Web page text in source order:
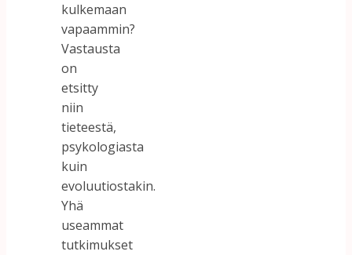
kulkemaan
vapaammin?
Vastausta
on
etsitty
niin
tieteestä,
psykologiasta
kuin
evoluutiostakin.
Yhä
useammat
tutkimukset